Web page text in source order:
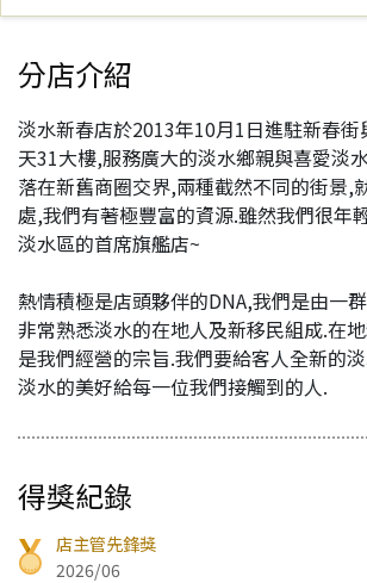
分店介紹
淡水新春店於2013年10月1日進駐新春
天31大樓,服務廣大的淡水鄉親與喜愛淡
落在新舊商圈交界,兩種截然不同的街景,
處,我們有著極豐富的資源.雖然我們很年
淡水區的首席旗艦店~
熱情積極是店頭夥伴的DNA,我們是由一
非常熟悉淡水的在地人及新移民組成.在
是我們經營的宗旨.我們要給客人全新的
淡水的美好給每一位我們接觸到的人.
得獎紀錄
店主管先鋒獎
2026/06